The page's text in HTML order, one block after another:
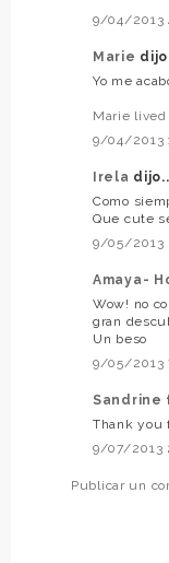
9/04/2013
Marie
Yo me
Marie lived
9/04/2013
Irela
Como
Que cute
9/05/2013
Amaya-
Wow! no
gran
Un beso
9/05/2013
Sandrine
Thank you
9/07/2013
Publicar un